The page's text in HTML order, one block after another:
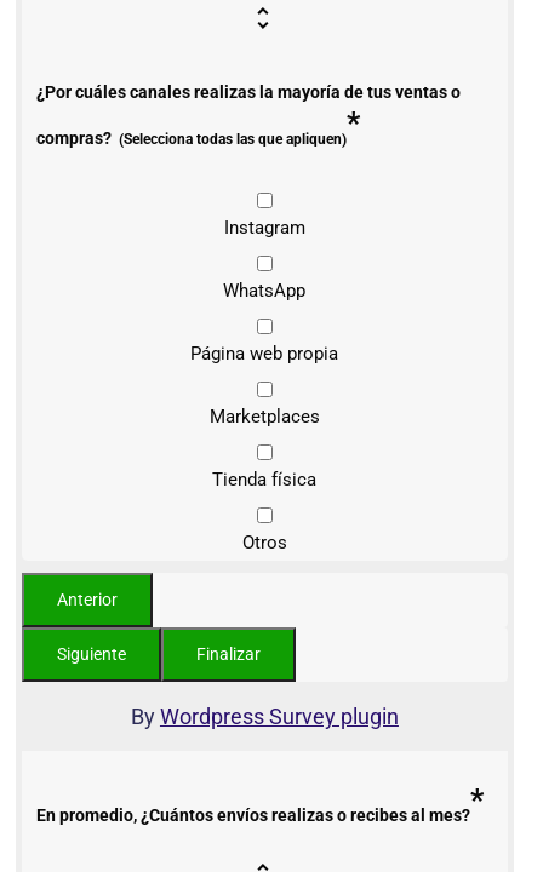
¿Por cuáles canales realizas la mayoría de tus ventas o
compras? (Selecciona todas las que apliquen)*
Instagram
WhatsApp
Página web propia
Marketplaces
Tienda física
Otros
ByWordpress Survey plugin
En promedio, ¿Cuántos envíos realizas o recibes al mes?*